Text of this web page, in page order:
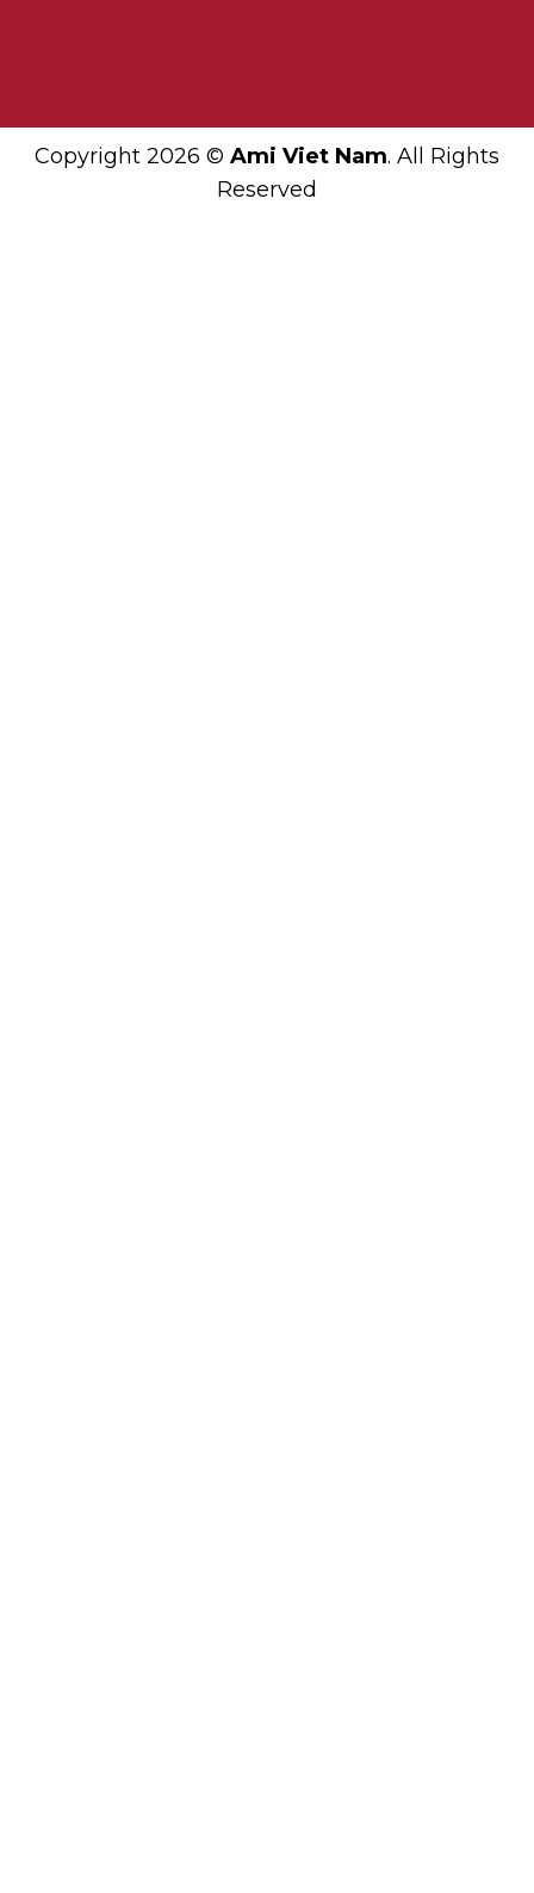
Copyright 2026 © Ami Viet Nam. All Rights
Reserved